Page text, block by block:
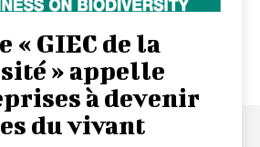
« GIEC de la
» appelle
à devenir
du vivant